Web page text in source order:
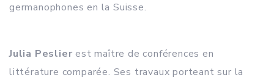
germanophones en la Suisse.
Julia Peslier est maître de conférences en
littérature comparée. Ses travaux porteant sur la